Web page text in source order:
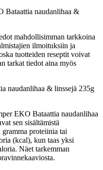
Bataattia naudanlihaa &
mahdollisimman tarkkoina
ilmoituksiin ja
tuotteiden reseptit voivat
tarkat tiedot aina myös
naudanlihaa & linssejä 235g
EKO Bataattia naudanlihaa
sen sisältämistä
proteiinia tai
(kcal), kun taas yksi
Näet tarkemman